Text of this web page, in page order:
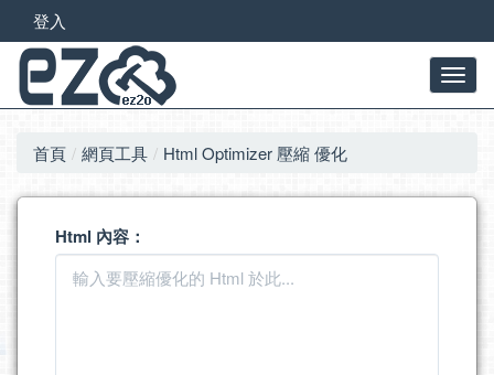
登入
首頁 網頁工具 Html Optimizer 壓縮 優化
Html 內容：